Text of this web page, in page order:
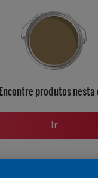
Encontre produtos nesta
Ir